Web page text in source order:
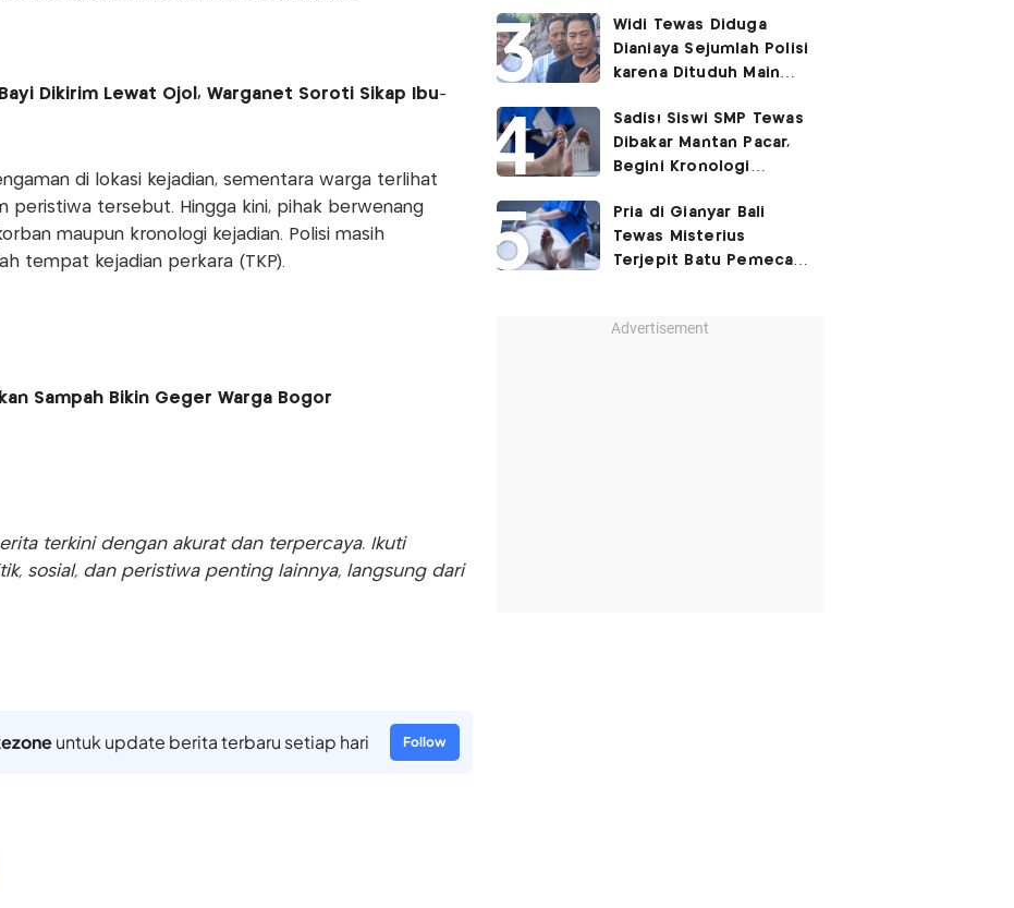
Dikirim Lewat Ojol, Warganet Soroti Sikap Ibu-
di lokasi kejadian, sementara warga terlihat
peristiwa tersebut. Hingga kini, pihak berwenang
maupun kronologi kejadian. Polisi masih
tempat kejadian perkara (TKP).
Sampah Bikin Geger Warga Bogor
terkini dengan akurat dan terpercaya. Ikuti
sosial, dan peristiwa penting lainnya, langsung dari
untuk update berita terbaru setiap hari Follow
Rocuronium
Widi Tewas Diduga
Dianiaya Sejumlah Polisi
karena Dituduh Main
Sadis! Siswi SMP Tewas
Dibakar Mantan Pacar,
Begini Kronologi
Pria di Gianyar Bali
Tewas Misterius
Terjepit Batu Pemecah
Advertisement